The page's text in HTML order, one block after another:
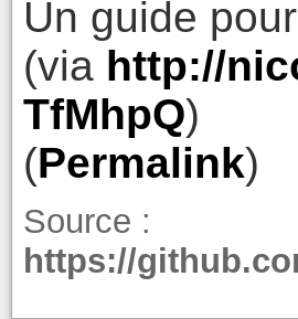
Un guide
(via http://
TfMhpQ)
(Permalink)
Source :
https://